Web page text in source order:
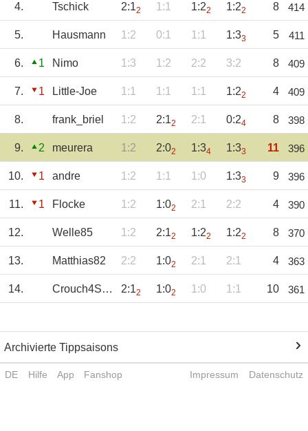
4. Tschick 2:12 1:1 1:22 1:22 8 414
5. Hausmann 1:2 0:1 1:1 1:33 5 411
6. 1 Nimo 1:3 1:2 2:2 3:2 8 409
7. 1 Little-Joe 1:1 1:1 1:1 1:22 4 409
8. frank_briel 1:2 2:12 2:1 0:24 8 398
9. 2 meurera 1:2 2:02 1:34 1:33 11 396
10. 1 andre 1:2 1:1 1:0 1:33 9 396
11. 1 Flocke 1:2 1:02 2:1 2:2 4 390
12. Welle85 1:2 2:12 1:22 1:22 8 370
13. Matthias82 2:2 1:02 2:1 2:1 4 363
14. Crouch4SFB 2:12 1:02 1:0 1:1 10 361
Archivierte Tippsaisons
DE Hilfe App Fanshop Impressum Datenschutz